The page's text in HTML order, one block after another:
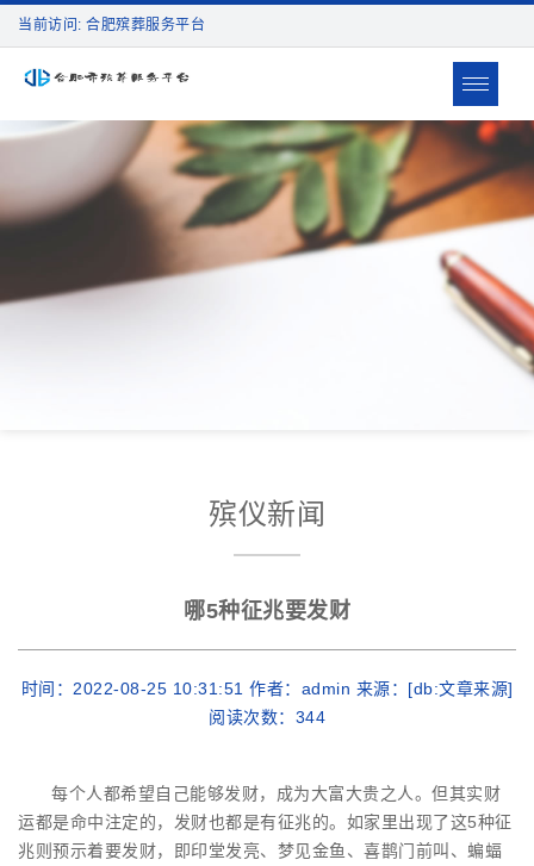
当前访问: 合肥殡葬服务平台
Toggle
殡仪新闻
哪5种征兆要发财
时间：2022-08-25 10:31:51 作者：admin 来源：[db:文章来源]
阅读次数： 344
每个人都希望自己能够发财，成为大富大贵之人。但其实财
运都是命中注定的，发财也都是有征兆的。如家里出现了这5种征
兆则预示着要发财，即印堂发亮、梦见金鱼、喜鹊门前叫、蝙蝠